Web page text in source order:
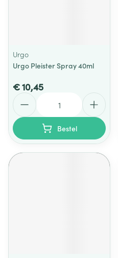
Urgo
Urgo Pleister Spray 40ml
€ 10,45
Bestel